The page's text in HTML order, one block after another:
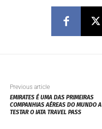
Previous article
EMIRATES É UMA DAS PRIMEIRAS
COMPANHIAS AÉREAS DO MUNDO A
TESTAR O IATA TRAVEL PASS